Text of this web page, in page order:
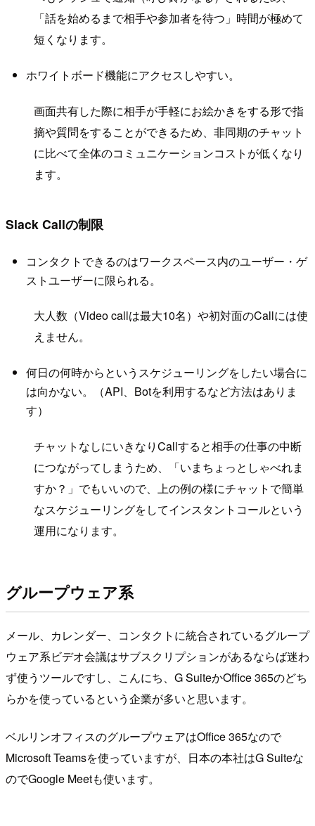
「話を始めるまで相手や参加者を待つ」時間が極めて
短くなります。
ホワイトボード機能にアクセスしやすい。
画面共有した際に相手が手軽にお絵かきをする形で指
摘や質問をすることができるため、非同期のチャット
に比べて全体のコミュニケーションコストが低くなり
ます。
Slack Callの制限
コンタクトできるのはワークスペース内のユーザー・ゲ
ストユーザーに限られる。
大人数（Video callは最大10名）や初対面のCallには使
えません。
何日の何時からというスケジューリングをしたい場合に
は向かない。（API、Botを利用するなど方法はありま
す）
チャットなしにいきなりCallすると相手の仕事の中断
につながってしまうため、「いまちょっとしゃべれま
すか？」でもいいので、上の例の様にチャットで簡単
なスケジューリングをしてインスタントコールという
運用になります。
グループウェア系
メール、カレンダー、コンタクトに統合されているグループ
ウェア系ビデオ会議はサブスクリプションがあるならば迷わ
ず使うツールですし、こんにち、G SuiteかOffice 365のどち
らかを使っているという企業が多いと思います。
ベルリンオフィスのグループウェアはOffice 365なので
Microsoft Teamsを使っていますが、日本の本社はG Suiteな
のでGoogle Meetも使います。